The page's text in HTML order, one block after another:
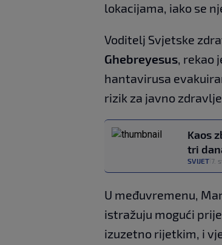
lokacijama, iako se
Voditelj Svjetske
Ghebreyesus, rekao
hantavirusa
rizik za javno
Kaos
tri
SVIJET 7.
U međuvremenu,
istražuju mogući
izuzetno rijetkim, i